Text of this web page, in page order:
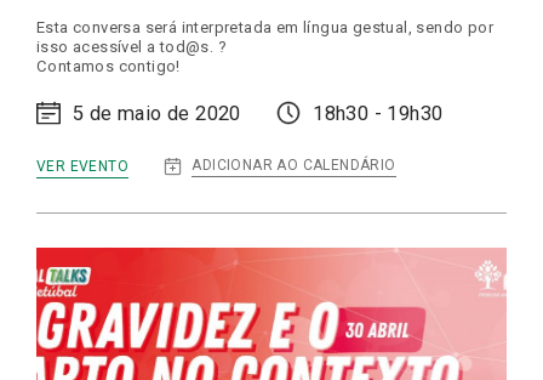
Esta conversa será interpretada em língua gestual, sendo por
isso acessível a tod@s. ?
Contamos contigo!
5 de maio de 2020 18h30 - 19h30
VER EVENTO ADICIONAR AO CALENDÁRIO
:
DIGITAL
|
19:
MUDAR
O
FUTURO